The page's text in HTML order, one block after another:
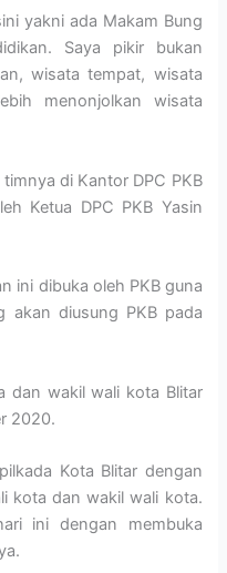
yakni ada Makam Bung
Saya pikir bukan
wisata tempat, wisata
menonjolkan wisata
di Kantor DPC PKB
Ketua DPC PKB Yasin
ini dibuka oleh PKB guna
akan diusung PKB pada
dan wakil wali kota Blitar
2020.
Kota Blitar dengan
kota dan wakil wali kota.
ini dengan membuka